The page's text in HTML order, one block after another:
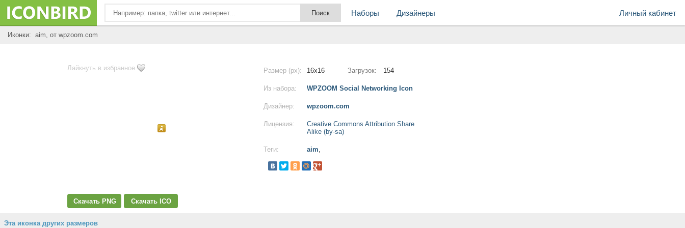
Личный кабинет
Наборы Дизайнеры
Иконки: aim, от wpzoom.com
Лайкнуть в избранное
Скачать PNG Скачать ICO
Размер (px): 16x16 Загрузок: 154
Из набора: WPZOOM Social Networking Icon
Дизайнер: wpzoom.com
Лицензия:
Creative Commons Attribution Share
Alike (by-sa)
Теги: aim,
Эта иконка других размеров